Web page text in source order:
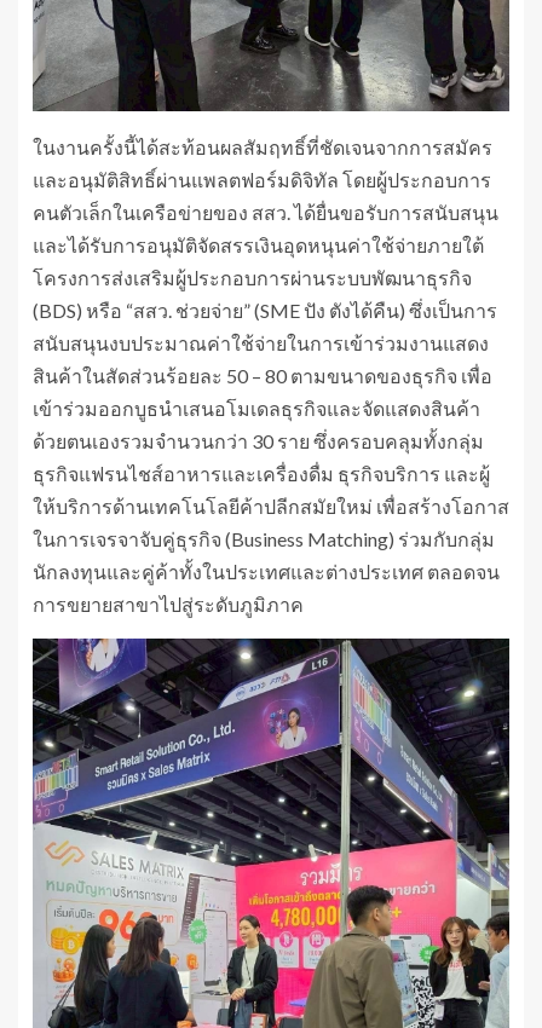
ในงานครั้งนี้ได้สะท้อนผลสัมฤทธิ์ที่ชัดเจนจากการสมัคร
และอนุมัติสิทธิ์ผ่านแพลตฟอร์มดิจิทัล โดยผู้ประกอบการ
คนตัวเล็กในเครือข่ายของ สสว. ได้ยื่นขอรับการสนับสนุน
และได้รับการอนุมัติจัดสรรเงินอุดหนุนค่าใช้จ่ายภายใต้
โครงการส่งเสริมผู้ประกอบการผ่านระบบพัฒนาธุรกิจ
(BDS) หรือ “สสว. ช่วยจ่าย” (SME ปัง ตังได้คืน) ซึ่งเป็นการ
สนับสนุนงบประมาณค่าใช้จ่ายในการเข้าร่วมงานแสดง
สินค้าในสัดส่วนร้อยละ 50 – 80 ตามขนาดของธุรกิจ เพื่อ
เข้าร่วมออกบูธนำเสนอโมเดลธุรกิจและจัดแสดงสินค้า
ด้วยตนเองรวมจำนวนกว่า 30 ราย ซึ่งครอบคลุมทั้งกลุ่ม
ธุรกิจแฟรนไชส์อาหารและเครื่องดื่ม ธุรกิจบริการ และผู้
ให้บริการด้านเทคโนโลยีค้าปลีกสมัยใหม่ เพื่อสร้างโอกาส
ในการเจรจาจับคู่ธุรกิจ (Business Matching) ร่วมกับกลุ่ม
นักลงทุนและคู่ค้าทั้งในประเทศและต่างประเทศ ตลอดจน
การขยายสาขาไปสู่ระดับภูมิภาค